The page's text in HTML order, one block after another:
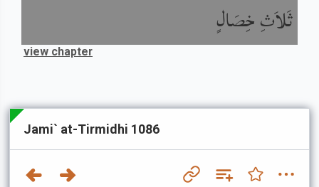
ثَلاَثِ خِصَالٍ
view chapter
Jami` at-Tirmidhi 1086